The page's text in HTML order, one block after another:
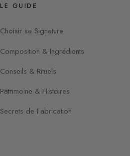
LE GUIDE
Choisir sa Signature
Composition & Ingrédients
Conseils & Rituels
Patrimoine & Histoires
Secrets de Fabrication